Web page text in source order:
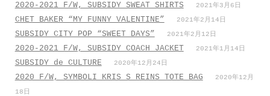
2020-2021 F/W, SUBSIDY SWEAT SHIRTS 2021年3月6日
CHET BAKER “MY FUNNY VALENTINE” 2021年2月14日
SUBSIDY CITY POP “SWEET DAYS” 2021年2月12日
2020-2021 F/W, SUBSIDY COACH JACKET 2021年1月14日
SUBSIDY de CULTURE 2020年12月24日
2020 F/W, SYMBOLI KRIS S REINS TOTE BAG
2020年12月
18日